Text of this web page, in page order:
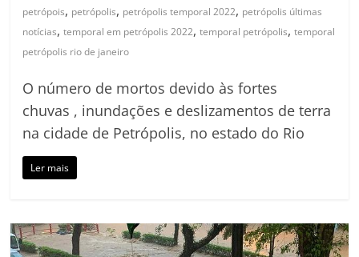
petrópois, petrópolis, petrópolis temporal 2022, petrópolis últimas
notícias,temporal em petrópolis 2022,temporal petrópolis,temporal
petrópolis rio de janeiro
O número de mortos devido às fortes
chuvas , inundações e deslizamentos de terra
na cidade de Petrópolis, no estado do Rio
Ler mais